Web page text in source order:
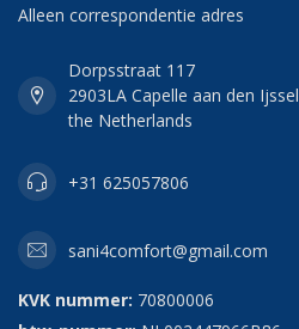
Alleen correspondentie adres
Dorpsstraat 117
2903LA Capelle aan den Ijssel
the Netherlands
+31 625057806
sani4comfort@gmail.com
KVK nummer: 70800006